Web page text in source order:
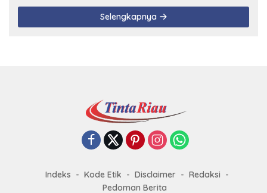
Selengkapnya
Indeks Kode Etik Disclaimer
Redaksi
Pedoman Berita